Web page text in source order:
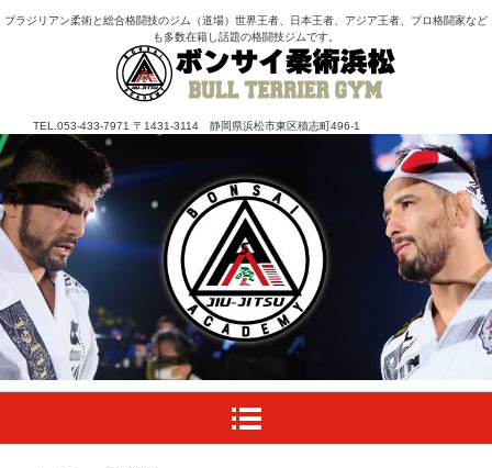
ブラジリアン柔術と総合格闘技のジム（道場）世界王者、日本王者、アジア王者、プロ格闘家など
も多数在籍し話題の格闘技ジムです。
TEL.053-433-7971 〒1431-3114 静岡県浜松市東区積志町496-1